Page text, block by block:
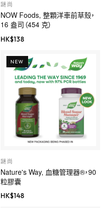
謎尚
NOW Foods, 整顆洋車前草殼，
16 盎司（454 克）
HK$138
NEW
謎尚
Nature's Way, 血糖管理器®，90
粒膠囊
HK$148